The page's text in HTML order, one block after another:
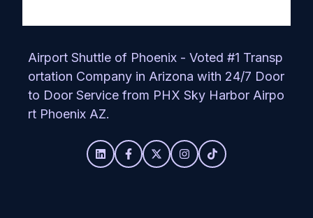
Airport Shuttle of Phoenix - Voted #1 Transp
ortation Company in Arizona with 24/7 Door
to Door Service from PHX Sky Harbor Airpo
rt Phoenix AZ.